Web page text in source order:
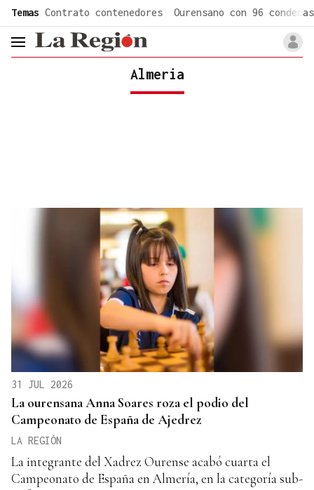
Temas Contrato contenedores Ourensano con 96 condenas
header.menu.open
Almeria
31 JUL 2026
La ourensana Anna Soares roza el podio del
Campeonato de España de Ajedrez
LA REGIÓN
La integrante del Xadrez Ourense acabó cuarta el
Campeonato de España en Almería, en la categoría sub-